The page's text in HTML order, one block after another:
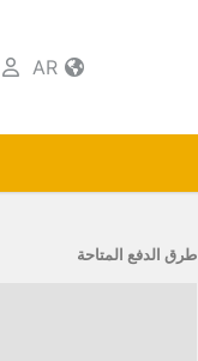
طرق الدفع المتاحة